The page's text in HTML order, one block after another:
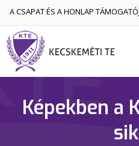
A CSAPAT ÉS A HONLAP
Képekben a